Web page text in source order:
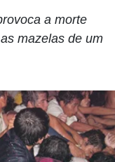
a morte
mazelas de um